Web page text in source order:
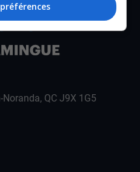
QC J9X 1G5